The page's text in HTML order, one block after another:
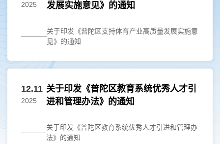
2025
发展实施意见》的通知
关于印发《普陀区支持体育产业高质量发展实施意
见》的通知
12.11
2025
关于印发《普陀区教育系统优秀人才引
进和管理办法》的通知
关于印发《普陀区教育系统优秀人才引进和管理办
法》的通知